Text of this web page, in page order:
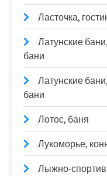
Ласточка,
Латунские
бани
Латунские
бани
Лотос, баня
Лукоморье,
Лыжно-